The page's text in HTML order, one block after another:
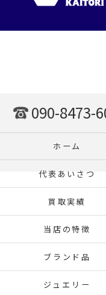
090-8473-
ホーム
代表あいさつ
買取実績
当店の特徴
ブランド品
ジュエリー